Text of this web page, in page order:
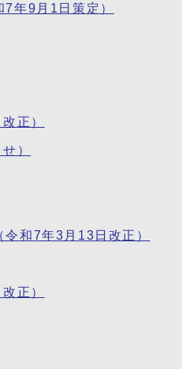
年9月1日策定）
正）
）
和7年3月13日改正）
正）